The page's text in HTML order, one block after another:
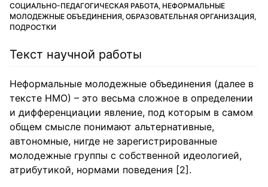
СОЦИАЛЬНО-ПЕДАГОГИЧЕСКАЯ РАБОТА, НЕФОРМАЛЬНЫЕ
МОЛОДЕЖНЫЕ ОБЪЕДИНЕНИЯ, ОБРАЗОВАТЕЛЬНАЯ ОРГАНИЗАЦИЯ,
ПОДРОСТКИ
Текст научной работы
Неформальные молодежные объединения (далее в
тексте НМО) – это весьма сложное в определении
и дифференциации явление, под которым в самом
общем смысле понимают альтернативные,
автономные, нигде не зарегистрированные
молодежные группы с собственной идеологией,
атрибутикой, нормами поведения [2].